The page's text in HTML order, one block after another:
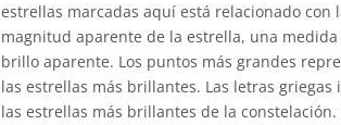
estrellas marcadas aquí está relacionado con
magnitud aparente de la estrella, una medida
brillo aparente. Los puntos más grandes
las estrellas más brillantes. Las letras griegas
las estrellas más brillantes de la constelación.